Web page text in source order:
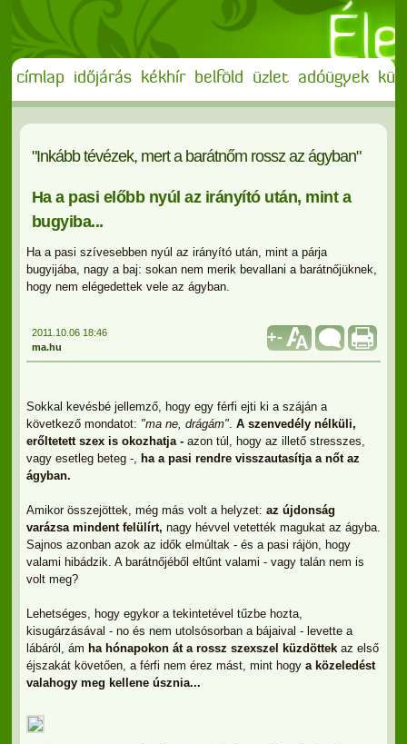
címlap időjárás kékhír belföld üzlet adóügyek
"Inkább tévézek, mert a barátnőm rossz az ágyban"
Ha a pasi előbb nyúl az irányító után, mint a
bugyiba...
Ha a pasi szívesebben nyúl az irányító után, mint a párja
bugyijába, nagy a baj: sokan nem merik bevallani a barátnőjüknek,
hogy nem elégedettek vele az ágyban.
2011.10.06 18:46
ma.hu
+-
Sokkal kevésbé jellemző, hogy egy férfi ejti ki a száján a
következő mondatot: "ma ne, drágám". A szenvedély nélküli,
erőltetett szex is okozhatja -azon túl, hogy az illető stresszes,
vagy esetleg beteg -, ha a pasi rendre visszautasítja a nőt az
ágyban.
Amikor összejöttek, még más volt a helyzet: az újdonság
varázsa mindent felülírt, nagy hévvel vetették magukat az ágyba.
Sajnos azonban azok az idők elmúltak - és a pasi rájön, hogy
valami hibádzik. A barátnőjéből eltűnt valami - vagy talán nem is
volt meg?
Lehetséges, hogy egykor a tekintetével tűzbe hozta,
kisugárzásával - no és nem utolsósorban a bájaival - levette a
lábáról, ám ha hónapokon át a rossz szexszel küzdöttekaz első
éjszakát követően, a férfi nem érez mást, mint hogy a közeledést
valahogy meg kellene úsznia...